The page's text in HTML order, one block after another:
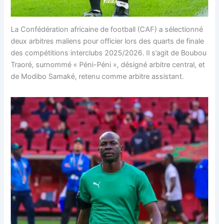
La Confédération africaine de football (CAF) a sélectionné
deux arbitres maliens pour officier lors des quarts de finale
des compétitions interclubs 2025/2026. Il s’agit de Boubou
Traoré, surnommé « Péni-Péni », désigné arbitre central, et
de Modibo Samaké, retenu comme arbitre assistant.